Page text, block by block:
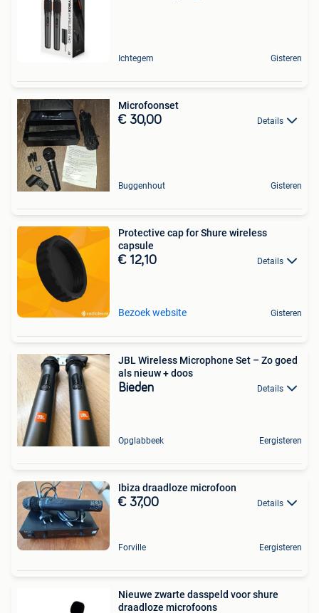
Ichtegem Gisteren
Microfoonset
€ 30,00 Details
Buggenhout Gisteren
Protective cap for Shure wireless
capsule
€ 12,10 Details
Bezoek website Gisteren
JBL Wireless Microphone Set – Zo goed
als nieuw + doos
Bieden Details
Opglabbeek Eergisteren
Ibiza draadloze microfoon
€ 37,00 Details
Forville Eergisteren
Nieuwe zwarte dasspeld voor shure
draadloze microfoons